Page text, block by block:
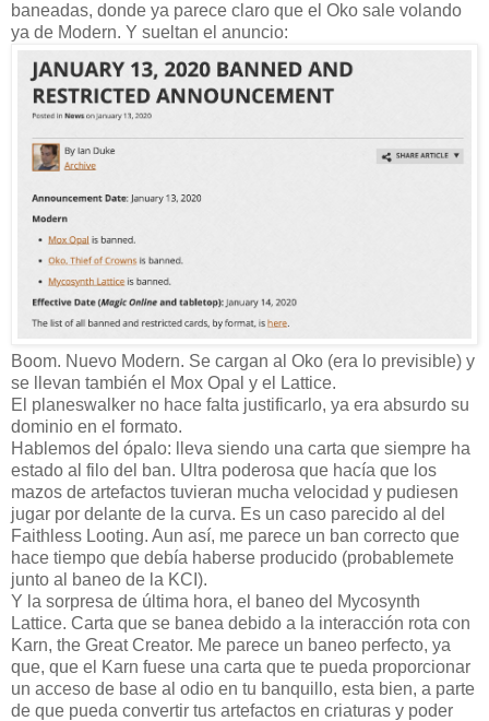
baneadas, donde ya parece claro que el Oko sale volando
ya de Modern. Y sueltan el anuncio:
Boom. Nuevo Modern. Se cargan al Oko (era lo previsible) y
se llevan también el Mox Opal y el Lattice.
El planeswalker no hace falta justificarlo, ya era absurdo su
dominio en el formato.
Hablemos del ópalo: lleva siendo una carta que siempre ha
estado al filo del ban. Ultra poderosa que hacía que los
mazos de artefactos tuvieran mucha velocidad y pudiesen
jugar por delante de la curva. Es un caso parecido al del
Faithless Looting. Aun así, me parece un ban correcto que
hace tiempo que debía haberse producido (probablemete
junto al baneo de la KCI).
Y la sorpresa de última hora, el baneo del Mycosynth
Lattice. Carta que se banea debido a la interacción rota con
Karn, the Great Creator. Me parece un baneo perfecto, ya
que, que el Karn fuese una carta que te pueda proporcionar
un acceso de base al odio en tu banquillo, esta bien, a parte
de que pueda convertir tus artefactos en criaturas y poder